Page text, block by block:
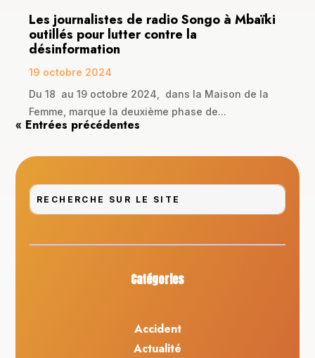
Les journalistes de radio Songo à Mbaïki
outillés pour lutter contre la
désinformation
19 octobre 2024
Du 18 au 19 octobre 2024, dans la Maison de la
Femme, marque la deuxième phase de...
« Entrées précédentes
Catégories
Accident
Actualité